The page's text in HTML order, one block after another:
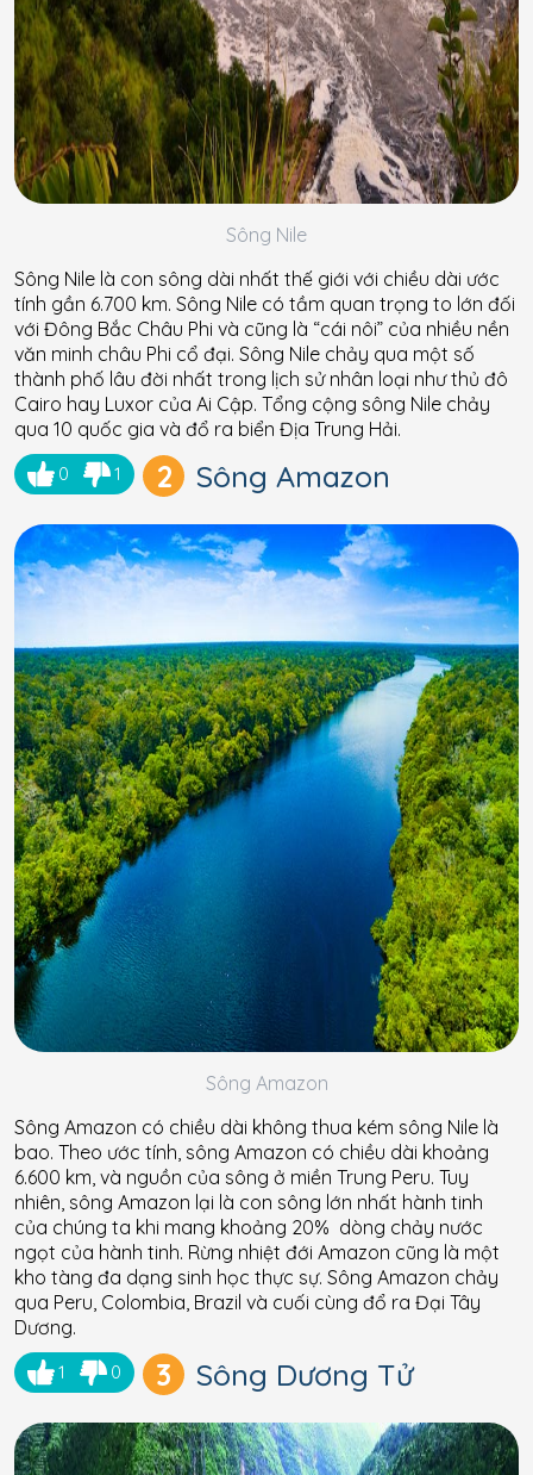
Sông Nile
Sông Nile là con sông dài nhất thế giới với chiều dài ước
tính gần 6.700 km. Sông Nile có tầm quan trọng to lớn đối
với Đông Bắc Châu Phi và cũng là “cái nôi” của nhiều nền
văn minh châu Phi cổ đại. Sông Nile chảy qua một số
thành phố lâu đời nhất trong lịch sử nhân loại như thủ đô
Cairo hay Luxor của Ai Cập. Tổng cộng sông Nile chảy
qua 10 quốc gia và đổ ra biển Địa Trung Hải.
0 1 2 Sông Amazon
Sông Amazon
Sông Amazon có chiều dài không thua kém sông Nile là
bao. Theo ước tính, sông Amazon có chiều dài khoảng
6.600 km, và nguồn của sông ở miền Trung Peru. Tuy
nhiên, sông Amazon lại là con sông lớn nhất hành tinh
của chúng ta khi mang khoảng 20% ​​ dòng chảy nước
ngọt của hành tinh. Rừng nhiệt đới Amazon cũng là một
kho tàng đa dạng sinh học thực sự. Sông Amazon chảy
qua Peru, Colombia, Brazil và cuối cùng đổ ra Đại Tây
Dương.
1 0 3 Sông Dương Tử